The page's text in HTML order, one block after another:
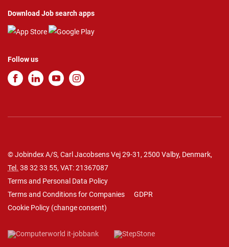
Download Job search apps
Follow us
© Jobindex A/S, Carl Jacobsens Vej 29-31, 2500 Valby, Denmark,
Tel. 38 32 33 55, VAT: 21367087
Terms and Personal Data Policy
Terms and Conditions for Companies
GDPR
Cookie Policy (change consent)